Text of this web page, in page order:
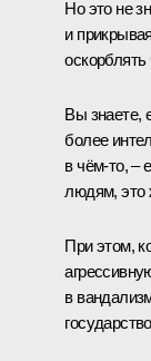
Но это не
и
Вы знаете,
более
в чём‑то, –
людям, это
При этом,
в